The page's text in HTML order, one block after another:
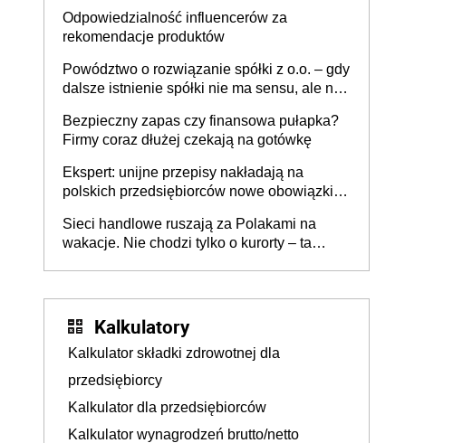
Odpowiedzialność influencerów za
rekomendacje produktów
Powództwo o rozwiązanie spółki z o.o. – gdy
dalsze istnienie spółki nie ma sensu, ale nie
Bezpieczny zapas czy finansowa pułapka?
Firmy coraz dłużej czekają na gotówkę
Ekspert: unijne przepisy nakładają na
polskich przedsiębiorców nowe obowiązki w
Sieci handlowe ruszają za Polakami na
wakacje. Nie chodzi tylko o kurorty – ta
Kalkulatory
Kalkulator składki zdrowotnej dla
przedsiębiorcy
Kalkulator dla przedsiębiorców
Kalkulator wynagrodzeń brutto/netto